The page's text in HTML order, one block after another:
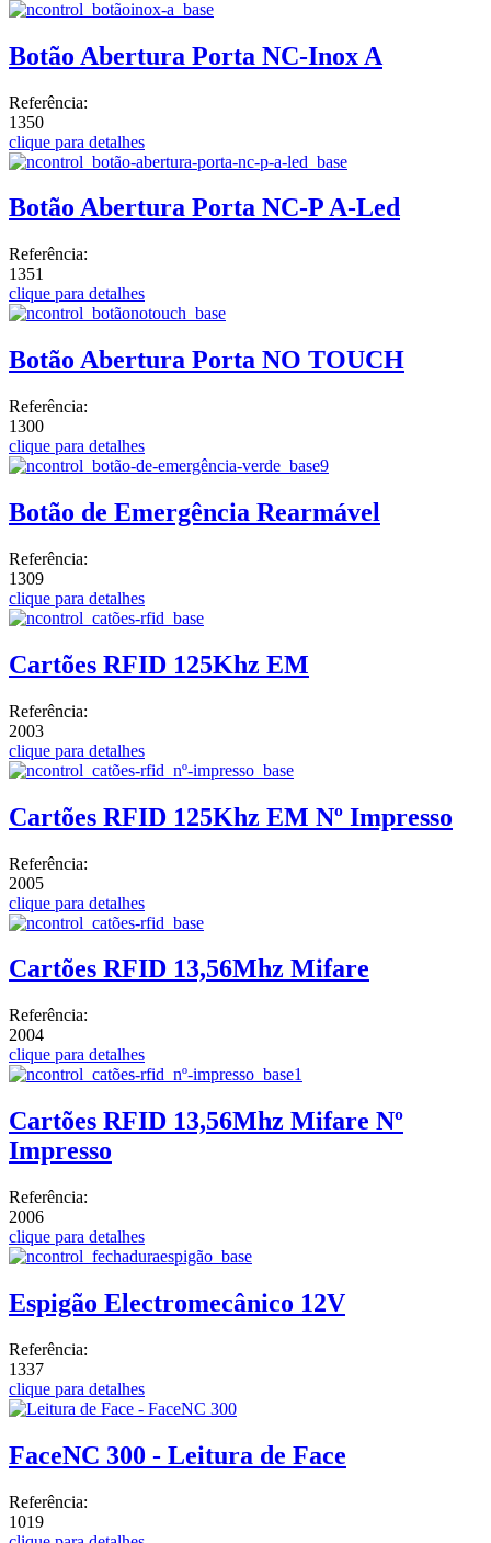
Botão Abertura Porta NC-Inox A
Referência:
1350
clique para detalhes
Botão Abertura Porta NC-P A-Led
Referência:
1351
clique para detalhes
Botão Abertura Porta NO TOUCH
Referência:
1300
clique para detalhes
Botão de Emergência Rearmável
Referência:
1309
clique para detalhes
Cartões RFID 125Khz EM
Referência:
2003
clique para detalhes
Cartões RFID 125Khz EM Nº Impresso
Referência:
2005
clique para detalhes
Cartões RFID 13,56Mhz Mifare
Referência:
2004
clique para detalhes
Cartões RFID 13,56Mhz Mifare Nº
Impresso
Referência:
2006
clique para detalhes
Espigão Electromecânico 12V
Referência:
1337
clique para detalhes
FaceNC 300 - Leitura de Face
Referência:
1019